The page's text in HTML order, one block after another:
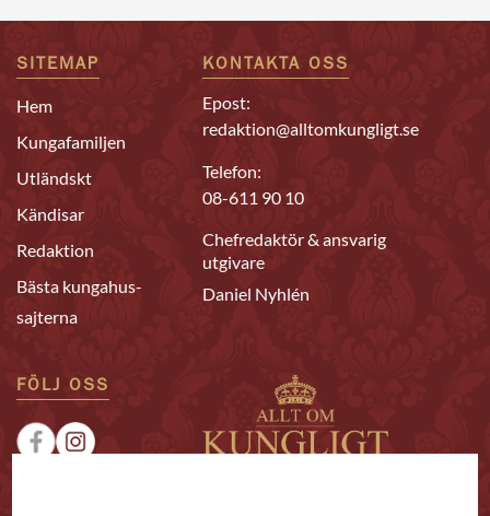
SITEMAP
Hem
Kungafamiljen
Utländskt
Kändisar
Redaktion
Bästa kungahus-
sajterna
KONTAKTA OSS
Epost:
redaktion@alltomkungligt.se
Telefon:
08-611 90 10
Chefredaktör & ansvarig
utgivare
Daniel Nyhlén
FÖLJ OSS